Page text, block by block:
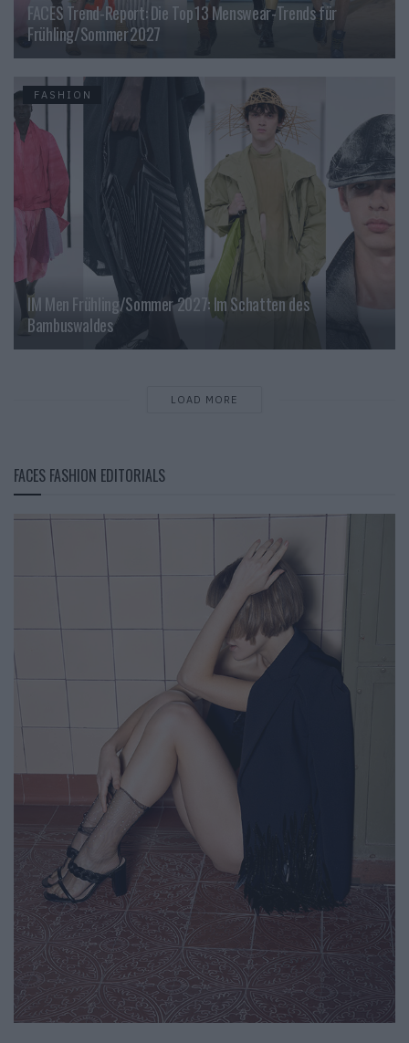
FACES Trend-Report: Die Top 13 Menswear-Trends für
Frühling/Sommer 2027
FASHION
IM Men Frühling/Sommer 2027: Im Schatten des
Bambuswaldes
LOAD MORE
FACES FASHION EDITORIALS